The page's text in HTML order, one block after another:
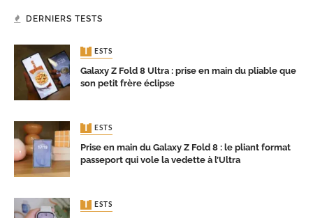
DERNIERS TESTS
TESTS
Galaxy Z Fold 8 Ultra : prise en main du pliable que
son petit frère éclipse
TESTS
Prise en main du Galaxy Z Fold 8 : le pliant format
passeport qui vole la vedette à l’Ultra
TESTS